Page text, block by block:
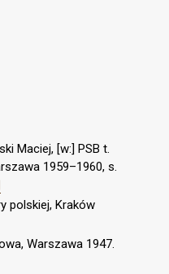
Maciej, [w:] PSB t.
1959–1960, s.
polskiej, Kraków
Warszawa 1947.